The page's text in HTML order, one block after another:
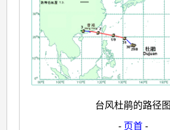
台风杜鹃的路径图
- 页首 -